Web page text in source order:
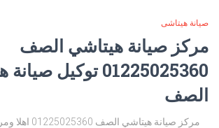
صيانة هيتاشى
مركز صيانة هيتاشي الصف
01225025360 توكيل
الصف
مركز صيانة